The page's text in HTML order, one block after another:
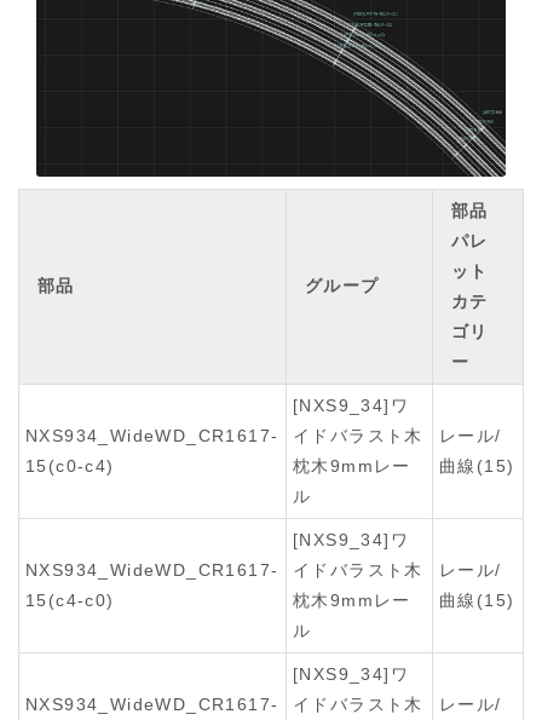
部品 グループ
部品
パレ
ット
カテ
ゴリ
ー
NXS934_WideWD_CR1617-
15(c0-c4)
[NXS9_34]ワ
イドバラスト木
枕木9mmレー
ル
レール/
曲線(15)
NXS934_WideWD_CR1617-
15(c4-c0)
[NXS9_34]ワ
イドバラスト木
枕木9mmレー
ル
レール/
曲線(15)
NXS934_WideWD_CR1617-
[NXS9_34]ワ
イドバラスト木
レール/